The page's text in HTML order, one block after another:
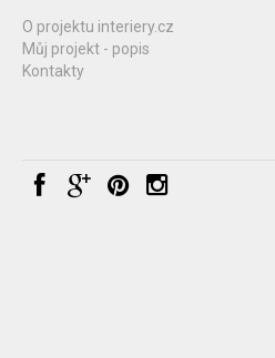
O projektu interiery.cz
Můj projekt - popis
Kontakty